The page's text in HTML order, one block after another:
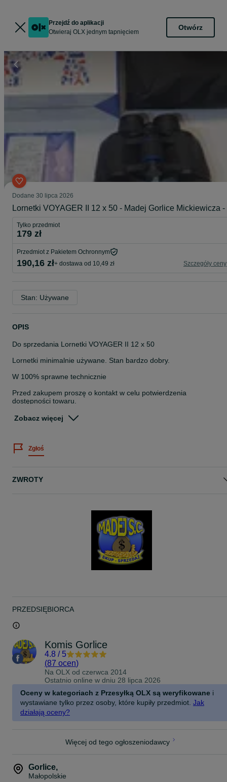
Przejdź do aplikacji
Otwieraj OLX jednym tapnięciem
Otwórz
Dodane 30 lipca 2026
Lornetki VOYAGER II 12 x 50 - Madej Gorlice Mickiewicza -
Tylko przedmiot
179 zł
Przedmiot z Pakietem Ochronnym
190,16 zł+ dostawa od 10,49 zł Szczegóły ceny
Stan: Używane
OPIS
Do sprzedania Lornetki VOYAGER II 12 x 50
Lornetki minimalnie używane. Stan bardzo dobry.
W 100% sprawne technicznie
Przed zakupem proszę o kontakt w celu potwierdzenia
dostępności towaru.
Zapraszamy!
Faktury " Faktura -procedura marży - towary używane"
NIEDZIELA: NIECZYNNE
Zobacz więcej
Zgłoś
ZWROTY
PRZEDSIĘBIORCA
Komis Gorlice
4.8 / 5
(87 ocen)
Na OLX od czerwca 2014
Ostatnio online w dniu 28 lipca 2026
Oceny w kategoriach z Przesyłką OLX są weryfikowane i
wystawiane tylko przez osoby, które kupiły przedmiot. Jak
działają oceny?
Więcej od tego ogłoszeniodawcy
Gorlice,
Małopolskie